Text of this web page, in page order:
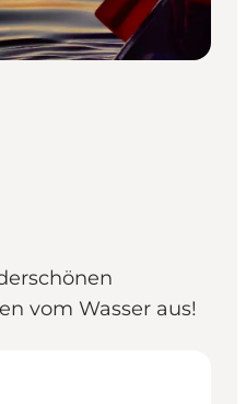
vom Wasser aus!